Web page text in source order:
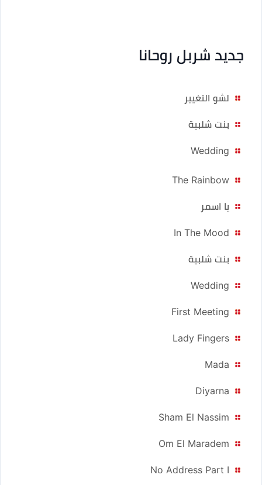
جديد شربل روحانا
لشو التغيير
بنت شلبية
Wedding
The Rainbow
يا اسمر
In The Mood
بنت شلبية
Wedding
First Meeting
Lady Fingers
Mada
Diyarna
Sham El Nassim
Om El Maradem
No Address Part I